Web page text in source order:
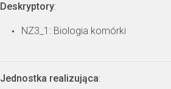
Deskryptory:
NZ3_1: Biologia komórki
Jednostka realizująca: